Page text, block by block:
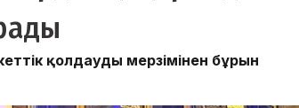
қолдауды мерзімінен бұрын